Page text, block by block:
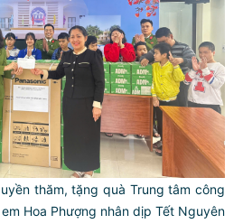
thăm, tặng quà Trung tâm công
Hoa Phượng nhân dịp Tết Nguyên